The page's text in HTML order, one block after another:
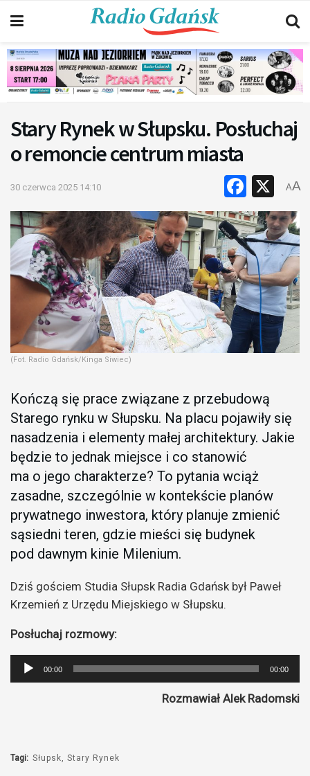
Stary Rynek w Słupsku. Posłuchaj
o remoncie centrum miasta
30 czerwca 2025 14:10 X
AA
(Fot. Radio Gdańsk/Kinga Siwiec)
Kończą się prace związane z przebudową
Starego rynku w Słupsku. Na placu pojawiły się
nasadzenia i elementy małej architektury. Jakie
będzie to jednak miejsce i co stanowić
ma o jego charakterze? To pytania wciąż
zasadne, szczególnie w kontekście planów
prywatnego inwestora, który planuje zmienić
sąsiedni teren, gdzie mieści się budynek
pod dawnym kinie Milenium.
Dziś gościem Studia Słupsk Radia Gdańsk był Paweł
Krzemień z Urzędu Miejskiego w Słupsku.
Posłuchaj rozmowy:
Odtwarzacz
plików
00:00 00:00
Rozmawiał Alek Radomski
Tagi: Słupsk Stary Rynek